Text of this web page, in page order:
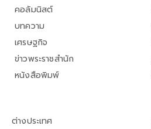
คอลัมนิสต์
บทความ
เศรษฐกิจ
ข่าวพระราชสำนัก
หนังสือพิมพ์
ต่างประเทศ